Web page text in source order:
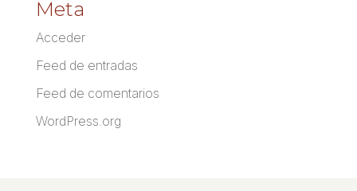
Meta
Acceder
Feed de entradas
Feed de comentarios
WordPress.org